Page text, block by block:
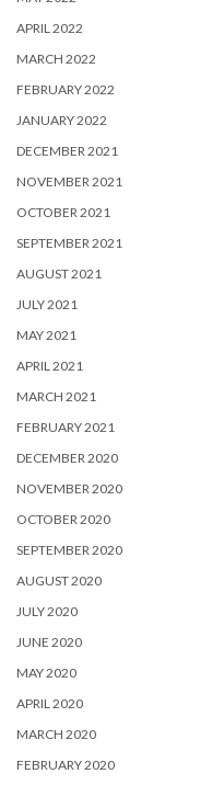
APRIL 2022
MARCH 2022
FEBRUARY 2022
JANUARY 2022
DECEMBER 2021
NOVEMBER 2021
OCTOBER 2021
SEPTEMBER 2021
AUGUST 2021
JULY 2021
MAY 2021
APRIL 2021
MARCH 2021
FEBRUARY 2021
DECEMBER 2020
NOVEMBER 2020
OCTOBER 2020
SEPTEMBER 2020
AUGUST 2020
JULY 2020
JUNE 2020
MAY 2020
APRIL 2020
MARCH 2020
FEBRUARY 2020